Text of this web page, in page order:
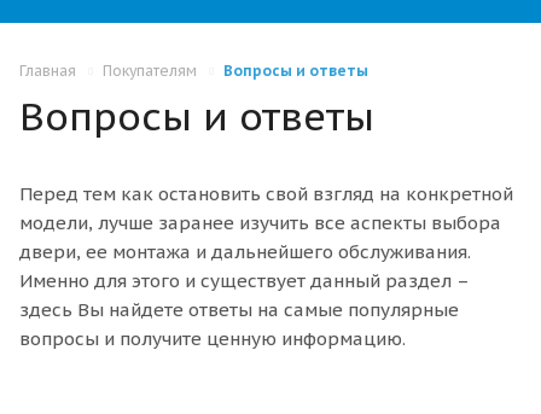
Главная Покупателям Вопросы и ответы
Вопросы и ответы
Перед тем как остановить свой взгляд на конкретной
модели, лучше заранее изучить все аспекты выбора
двери, ее монтажа и дальнейшего обслуживания.
Именно для этого и существует данный раздел –
здесь Вы найдете ответы на самые популярные
вопросы и получите ценную информацию.